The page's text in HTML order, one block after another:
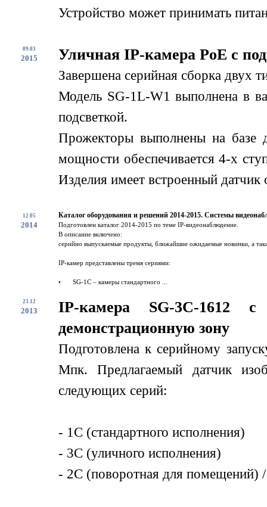
Устройство может принимать
09.03
2015 Уличная IP-камера PoE с
Завершена серийная сборка двух
Модель SG-1L-W1 выполнена в
подсветкой.
Прожекторы выполнены на
мощности обеспечивается 4-х
Изделия имеет встроенный
12.05
2014
Каталог оборудования и решений 2014-2015. Системы
Подготовлен каталог 2014-2015 по теме IP-видеонаблюдение.
В описание включено:
серийно выпускаемые продукты, ближайшие ожидаемые новинки, а
IP-камер представлены тремя сериями:
• SG-1C – камеры стандартного ...
23.12
2013
IP-камера SG-3C-1612
демонстрационную зону
Подготовлена к серийному
Мпк. Предлагаемый датчик
следующих серий:
- 1С (стандартного исполнения)
- 3С (уличного исполнения)
- 2С (поворотная для помещений) /